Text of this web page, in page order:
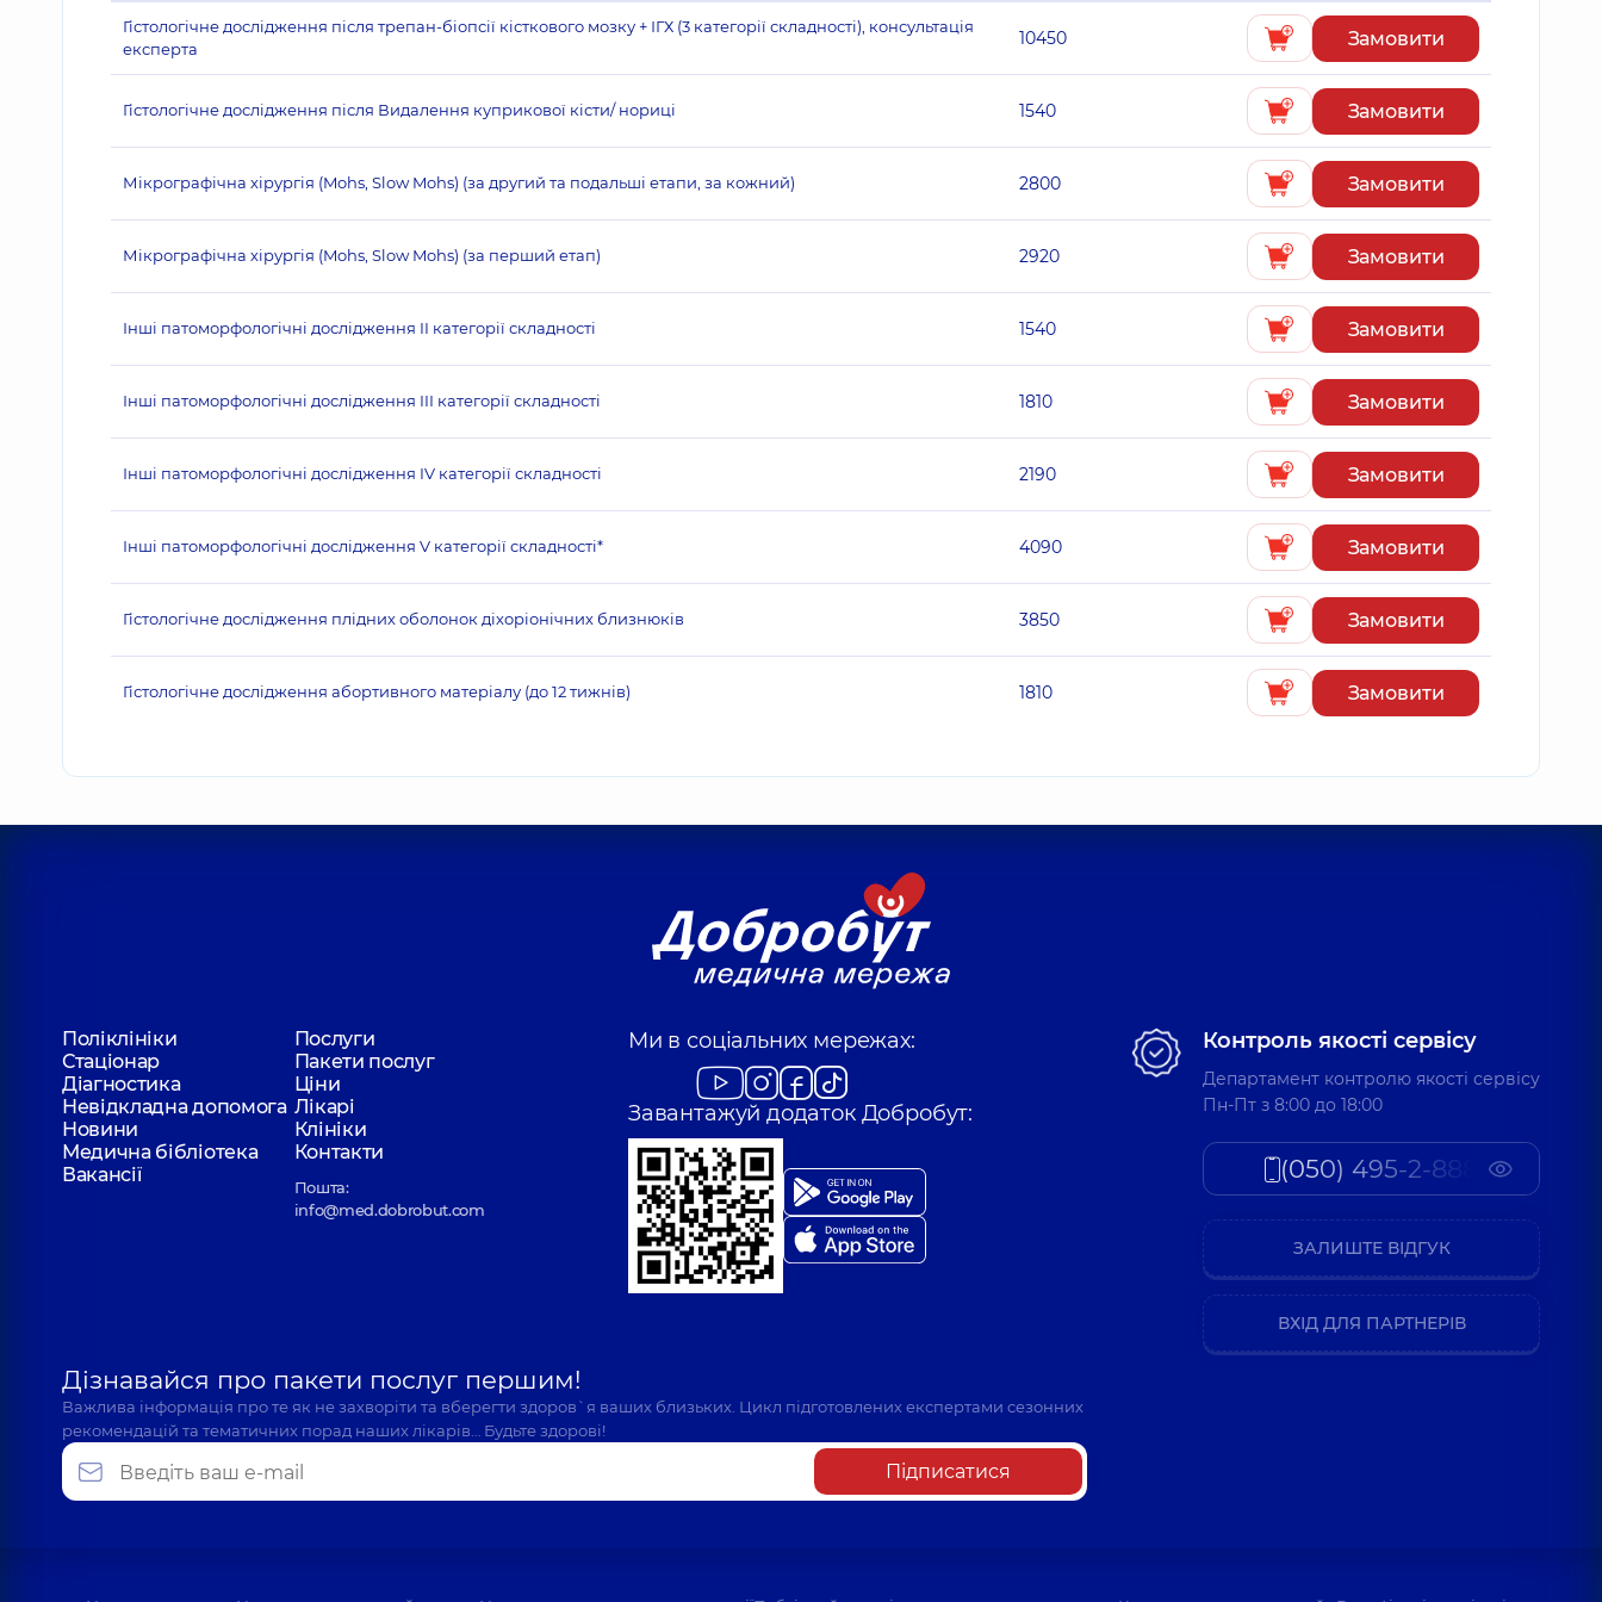
Гістологічне дослідження після трепан-біопсії кісткового мозку + ІГХ (3 категорії складності), консультація
експерта
10450 Замовити
Гістологічне дослідження після Видалення куприкової кісти/ нориці 1540 Замовити
Мікрографічна хірургія (Mohs, Slow Mohs) (за другий та подальші етапи, за кожний) 2800 Замовити
Мікрографічна хірургія (Mohs, Slow Mohs) (за перший етап) 2920 Замовити
Інші патоморфологічні дослідження II категорії складності 1540 Замовити
Інші патоморфологічні дослідження III категорії складності 1810 Замовити
Інші патоморфологічні дослідження IV категорії складності 2190 Замовити
Інші патоморфологічні дослідження V категорії складності* 4090 Замовити
Гістологічне дослідження плідних оболонок діхоріонічних близнюків 3850 Замовити
Гістологічне дослідження абортивного матеріалу (до 12 тижнів) 1810 Замовити
Поліклініки
Послуги
Стаціонар
Пакети послуг
Діагностика
Ціни
Невідкладна допомога Лікарі
Новини
Клініки
Медична бібліотека
Контакти
Вакансії
Пошта:
info@med.dobrobut.com
Ми в соціальних мережах:
Завантажуй додаток Добробут:
Дізнавайся про пакети послуг першим!
Важлива інформація про те як не захворіти та вберегти здоров`я ваших близьких. Цикл підготовлених експертами сезонних
рекомендацій та тематичних порад наших лікарів… Будьте здорові!
Підписатися
Контроль якості сервісу
Департамент контролю якості сервісу
Пн-Пт з 8:00 до 18:00
(050) 495-2-888
ЗАЛИШТЕ ВІДГУК
ВХІД ДЛЯ ПАРТНЕРІВ